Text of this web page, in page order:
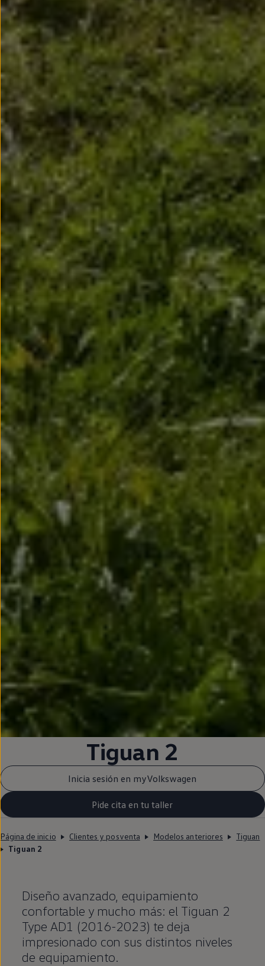
Tiguan 2
Inicia sesión en myVolkswagen
Pide cita en tu taller
Página de inicio Clientes y posventa Modelos anteriores
Tiguan
Tiguan 2
Diseño avanzado, equipamiento
confortable y mucho más: el Tiguan 2
Type AD1 (2016-2023) te deja
impresionado con sus distintos niveles
de equipamiento.